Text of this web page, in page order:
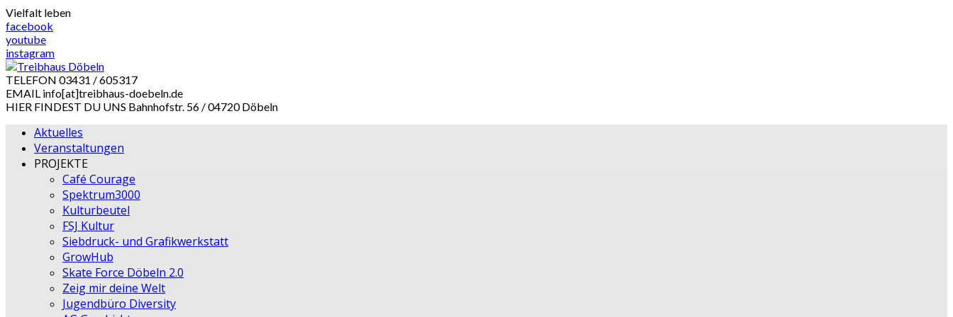
Skip
to
content
Vielfalt leben
facebook
youtube
instagram
TELEFON 03431 / 605317
EMAIL info[at]treibhaus-doebeln.de
HIER FINDEST DU UNS Bahnhofstr. 56 / 04720 Döbeln
Aktuelles
Veranstaltungen
PROJEKTE
Café Courage
Spektrum3000
Kulturbeutel
FSJ Kultur
Siebdruck- und Grafikwerkstatt
GrowHub
Skate Force Döbeln 2.0
Zeig mir deine Welt
Jugendbüro Diversity